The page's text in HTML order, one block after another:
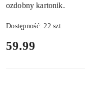
ozdobny kartonik.
Dostępność: 22szt.
cena:
59.99